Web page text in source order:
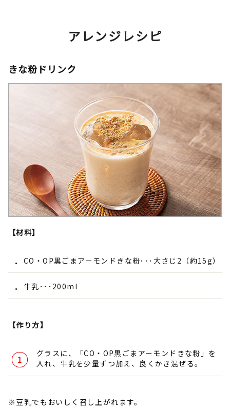
アレンジレシピ
きな粉ドリンク
【材料】
CO・OP黒ごまアーモンドきな粉･･･大さじ2（約15g）
牛乳･･･200ml
【作り方】
グラスに、「CO・OP黒ごまアーモンドきな粉」を
入れ、牛乳を少量ずつ加え、良くかき混ぜる。
※豆乳でもおいしく召し上がれます。